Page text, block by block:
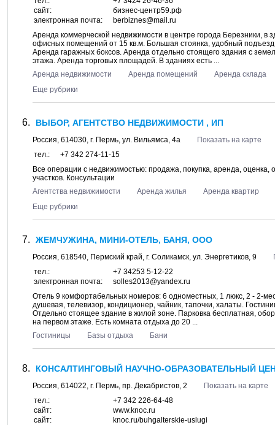
сайт:
бизнес-центр59.рф
электронная почта:
berbiznes@mail.ru
Аренда коммерческой недвижимости в центре города Березники, в
офисных помещений от 15 кв.м. Большая стоянка, удобный
Аренда гаражных боксов. Аренда отдельно стоящего здания с
этажа. Аренда торговых площадей. В зданиях есть ...
Аренда недвижимости
Аренда помещений
Аренда склада
Еще рубрики
ВЫБОР, АГЕНТСТВО НЕДВИЖИМОСТИ , ИП
Россия, 614030, г. Пермь, ул. Вильямса, 4а
Показать на карте
тел.:
+7 342 274-11-15
Все операции с недвижимостью: продажа, покупка, аренда,
участков. Консультации
Агентства недвижимости
Аренда жилья
Аренда квартир
Еще рубрики
ЖЕМЧУЖИНА, МИНИ-ОТЕЛЬ, БАНЯ, ООО
Россия, 618540, Пермский край, г. Соликамск, ул. Энергетиков, 9
тел.:
+7 34253 5-12-22
электронная почта:
solles2013@yandex.ru
Отель 9 комфортабельных номеров: 6 одноместных, 1 люкс, 2 - 2-
душевая, телевизор, кондиционер, чайник, тапочки, халаты.
Отдельно стоящее здание в жилой зоне. Парковка бесплатная,
на первом этаже. Есть комната отдыха до 20 ...
Гостиницы
Базы отдыха Бани
КОНСАЛТИНГОВЫЙ НАУЧНО-ОБРАЗОВАТЕЛЬНЫЙ
Россия, 614022, г. Пермь, пр. Декабристов, 2
Показать на карте
тел.:
+7 342 226-64-48
сайт:
www.knoc.ru
сайт:
knoc.ru/buhgalterskie-uslugi